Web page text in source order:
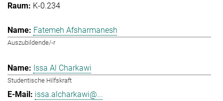
K-0.234
Fatemeh Afsharmanesh
Auszubildende/-r
Issa Al Charkawi
Studentische Hilfskraft
issa.alcharkawi@...